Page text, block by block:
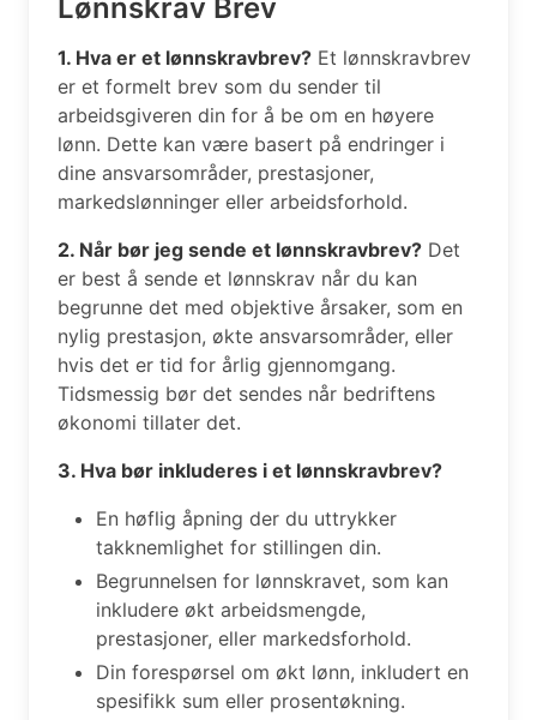
Lønnskrav Brev
1. Hva er et lønnskravbrev? Et lønnskravbrev
er et formelt brev som du sender til
arbeidsgiveren din for å be om en høyere
lønn. Dette kan være basert på endringer i
dine ansvarsområder, prestasjoner,
markedslønninger eller arbeidsforhold.
2. Når bør jeg sende et lønnskravbrev? Det
er best å sende et lønnskrav når du kan
begrunne det med objektive årsaker, som en
nylig prestasjon, økte ansvarsområder, eller
hvis det er tid for årlig gjennomgang.
Tidsmessig bør det sendes når bedriftens
økonomi tillater det.
3. Hva bør inkluderes i et lønnskravbrev?
En høflig åpning der du uttrykker
takknemlighet for stillingen din.
Begrunnelsen for lønnskravet, som kan
inkludere økt arbeidsmengde,
prestasjoner, eller markedsforhold.
Din forespørsel om økt lønn, inkludert en
spesifikk sum eller prosentøkning.